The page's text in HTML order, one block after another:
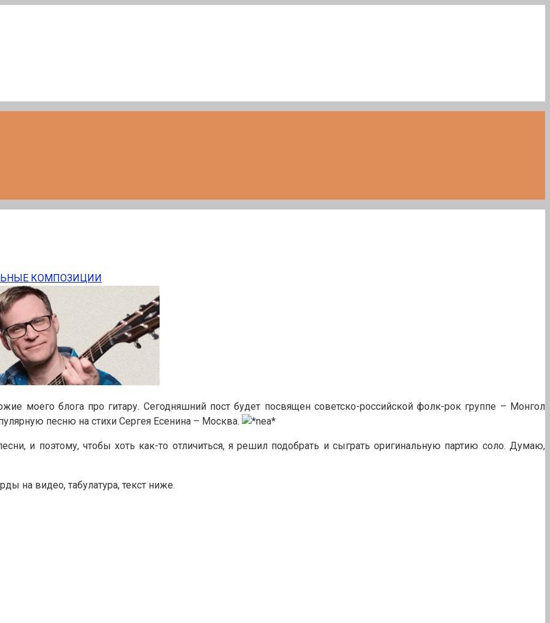
КОМПОЗИЦИИ
моего блога про гитару. Сегодняшний пост будет посвящен советско-российской фолк-рок группе – Монгол
песню на стихи Сергея Есенина – Москва.
и поэтому, чтобы хоть как-то отличиться, я решил подобрать и сыграть оригинальную партию соло. Думаю,
на видео, табулатура, текст ниже.